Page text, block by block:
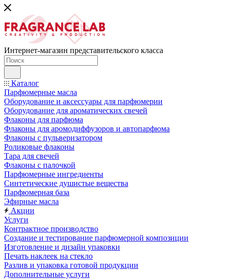
Интернет-магазин представительского класса
Каталог
Парфюмерные масла
Оборудование и аксессуары для парфюмерии
Оборудование для ароматических свечей
Флаконы для парфюма
Флаконы для аромодиффузоров и автопарфюма
Флаконы с пульверизатором
Роликовые флаконы
Тара для свечей
Флаконы с палочкой
Парфюмерные ингредиенты
Синтетические душистые вещества
Парфюмерная база
Эфирные масла
Акции
Услуги
Контрактное производство
Создание и тестирование парфюмерной композиции
Изготовление и дизайн упаковки
Печать наклеек на стекло
Разлив и упаковка готовой продукции
Дополнительные услуги